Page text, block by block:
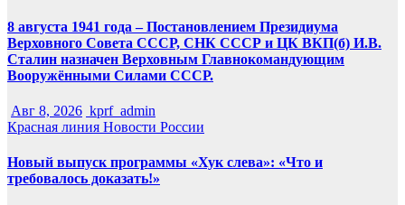
8 августа 1941 года – Постановлением Президиума
Верховного Совета СССР, СНК СССР и ЦК ВКП(б) И.В.
Сталин назначен Верховным Главнокомандующим
Вооружёнными Силами СССР.
Авг 8, 2026 kprf_admin
Красная линия Новости России
Новый выпуск программы «Хук слева»: «Что и
требовалось доказать!»